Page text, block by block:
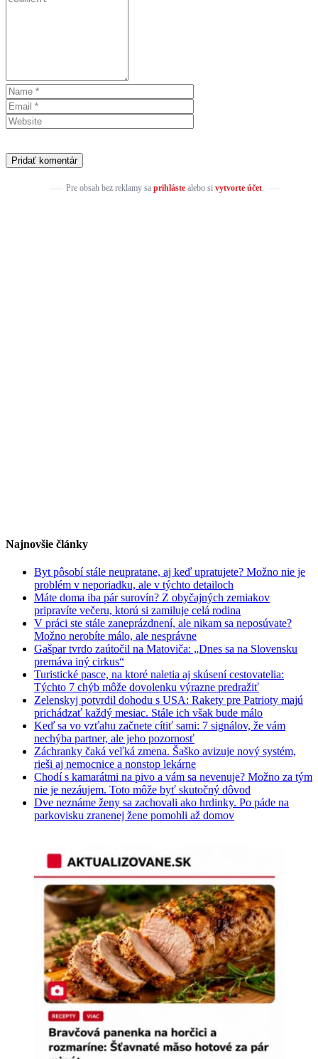
Pre obsah bez reklamy sa prihlástealebo si vytvorte účet.
Najnovšie články
Byt pôsobí stále neupratane, aj keď upratujete? Možno nie je
problém v neporiadku, ale v týchto detailoch
Máte doma iba pár surovín? Z obyčajných zemiakov
pripravíte večeru, ktorú si zamiluje celá rodina
V práci ste stále zaneprázdnení, ale nikam sa neposúvate?
Možno nerobíte málo, ale nesprávne
Gašpar tvrdo zaútočil na Matoviča: „Dnes sa na Slovensku
premáva iný cirkus“
Turistické pasce, na ktoré naletia aj skúsení cestovatelia:
Týchto 7 chýb môže dovolenku výrazne predražiť
Zelenskyj potvrdil dohodu s USA: Rakety pre Patrioty majú
prichádzať každý mesiac. Stále ich však bude málo
Keď sa vo vzťahu začnete cítiť sami: 7 signálov, že vám
nechýba partner, ale jeho pozornosť
Záchranky čaká veľká zmena. Šaško avizuje nový systém,
rieši aj nemocnice a nonstop lekárne
Chodí s kamarátmi na pivo a vám sa nevenuje? Možno za tým
nie je nezáujem. Toto môže byť skutočný dôvod
Dve neznáme ženy sa zachovali ako hrdinky. Po páde na
parkovisku zranenej žene pomohli až domov